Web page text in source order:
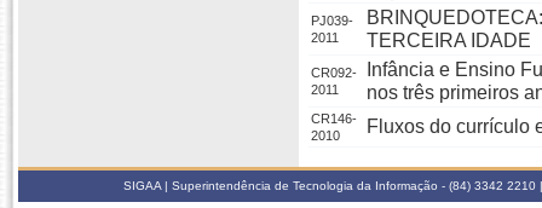
PJ039-
2011
TERCEIRA IDADE
CR092-
2011
Infância e Ensino
nos três primeiros
CR146-
2010
Fluxos do currículo
SIGAA | Superintendência de Tecnologia da Informação - (84) 3342